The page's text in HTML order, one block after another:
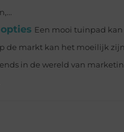
Een mooi tuinpad
markt kan het moeilijk zijn
in de wereld van